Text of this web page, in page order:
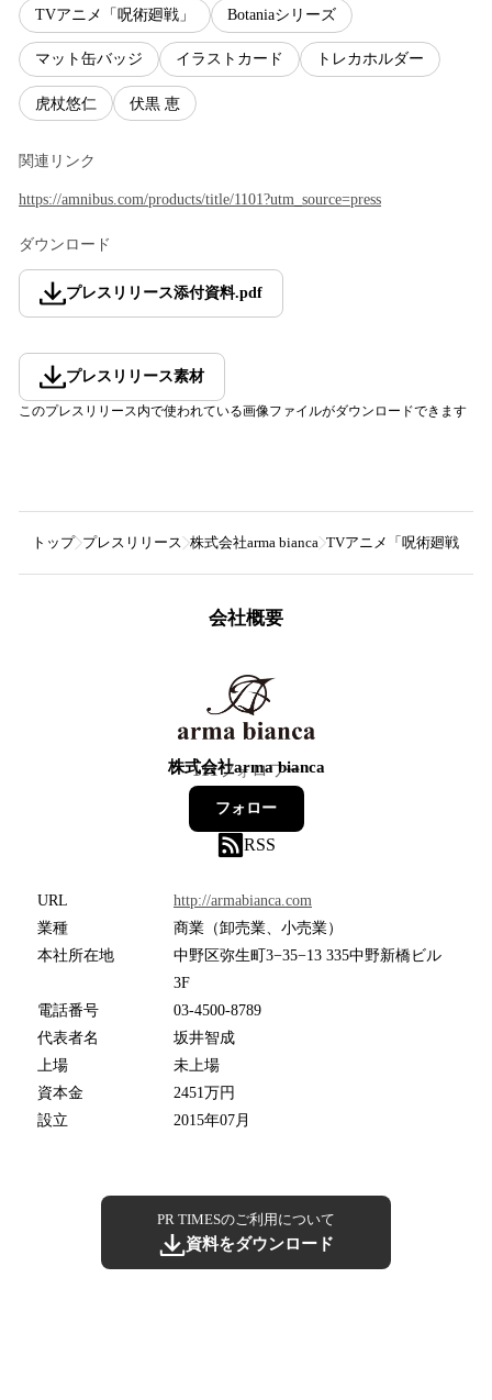
TVアニメ「呪術廻戦」 Botaniaシリーズ
マット缶バッジ イラストカード トレカホルダー
虎杖悠仁 伏黒 恵
関連リンク
https://amnibus.com/products/title/1101?utm_source=press
ダウンロード
プレスリリース添付資料.pdf
プレスリリース素材
このプレスリリース内で使われている画像ファイルがダウンロードできます
トップ プレスリリース 株式会社arma bianca TVアニメ「呪術廻戦」
会社概要
株式会社arma bianca
111フォロワー
フォロー
RSS
URL
http://armabianca.com
業種
商業（卸売業、小売業）
本社所在地
中野区弥生町3−35−13 335中野新橋ビル
3F
電話番号
03-4500-8789
代表者名
坂井智成
上場
未上場
資本金
2451万円
設立
2015年07月
PR TIMESのご利用について
資料をダウンロード